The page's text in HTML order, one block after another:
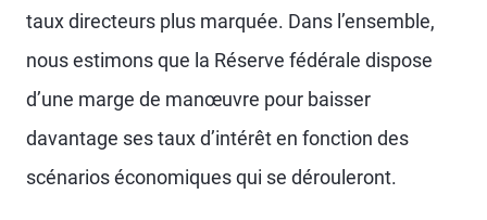
taux directeurs plus marquée. Dans l’ensemble,
nous estimons que la Réserve fédérale dispose
d’une marge de manœuvre pour baisser
davantage ses taux d’intérêt en fonction des
scénarios économiques qui se dérouleront.